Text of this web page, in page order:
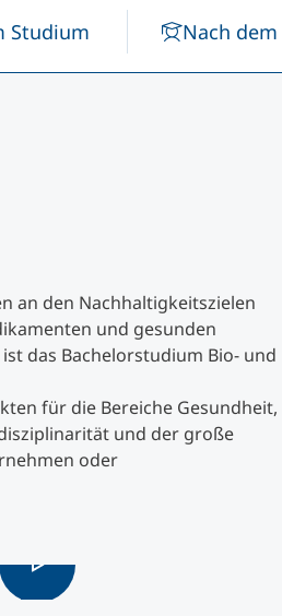
Weiterbildung
Studium Nach
an den Nachhaltigkeitszielen
und gesunden
das Bachelorstudium Bio- und
für die Bereiche Gesundheit,
und der große
oder